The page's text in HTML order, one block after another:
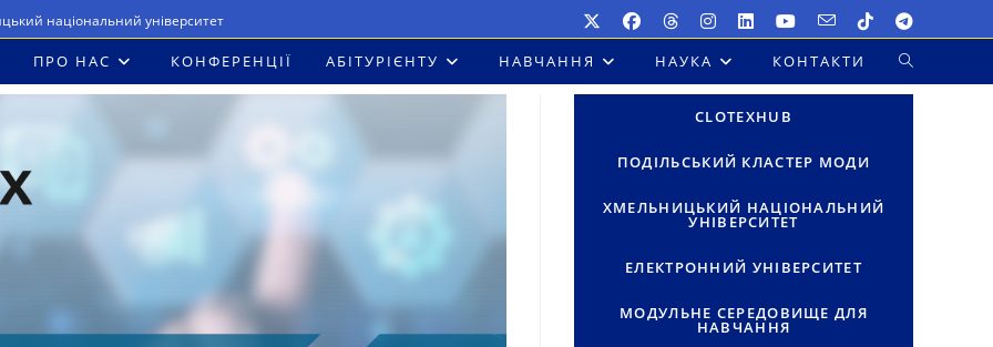
національний університет
ПРО НАС КОНФЕРЕНЦІЇ АБІТУРІЄНТУ НАВЧАННЯ НАУКА КОНТАКТИ
CLOTEXHUB
ПОДІЛЬСЬКИЙ КЛАСТЕР МОДИ
ХМЕЛЬНИЦЬКИЙ НАЦІОНАЛЬНИЙ
УНІВЕРСИТЕТ
ЕЛЕКТРОННИЙ УНІВЕРСИТЕТ
МОДУЛЬНЕ СЕРЕДОВИЩЕ ДЛЯ
НАВЧАННЯ